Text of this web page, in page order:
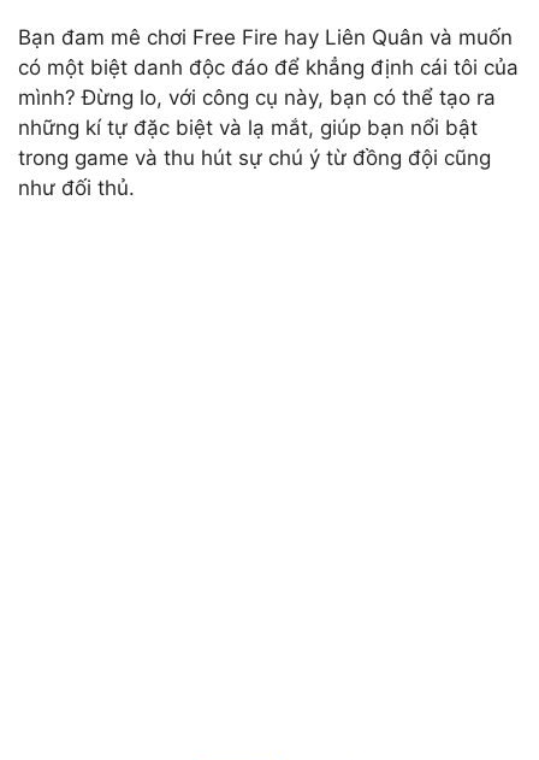
Bạn đam mê chơi Free Fire hay Liên Quân và muốn
có một biệt danh độc đáo để khẳng định cái tôi của
mình? Đừng lo, với công cụ này, bạn có thể tạo ra
những kí tự đặc biệt và lạ mắt, giúp bạn nổi bật
trong game và thu hút sự chú ý từ đồng đội cũng
như đối thủ.